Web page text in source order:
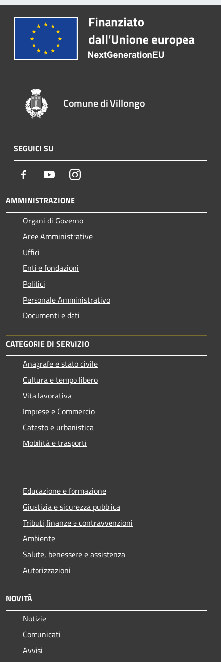
Comune di Villongo
SEGUICI SU
Facebook YoutubeInstagram
AMMINISTRAZIONE
Organi di Governo
Aree Amministrative
Uffici
Enti e fondazioni
Politici
Personale Amministrativo
Documenti e dati
CATEGORIE DI SERVIZIO
Anagrafe e stato civile
Cultura e tempo libero
Vita lavorativa
Imprese e Commercio
Catasto e urbanistica
Mobilità e trasporti
Educazione e formazione
Giustizia e sicurezza pubblica
Tributi,finanze e contravvenzioni
Ambiente
Salute, benessere e assistenza
Autorizzazioni
NOVITÀ
Notizie
Comunicati
Avvisi